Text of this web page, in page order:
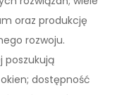
oraz produkcję
rozwoju.
poszukują
dostępność